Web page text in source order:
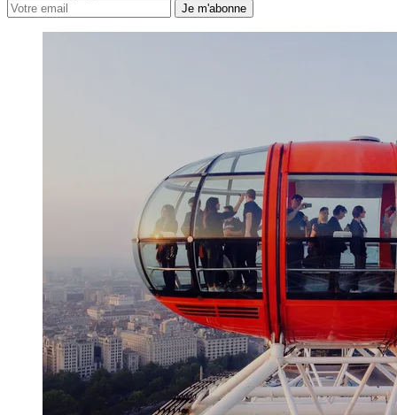
Je m'abonne